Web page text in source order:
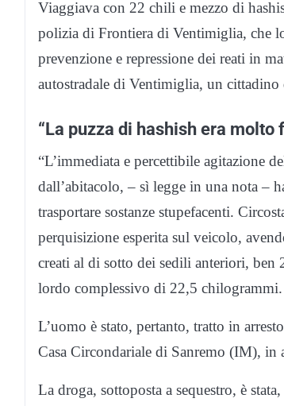
Viaggiava con 22 chili e mezzo di
polizia di Frontiera di Ventimiglia, che
prevenzione e repressione dei reati in
autostradale di Ventimiglia, un
“La puzza di hashish era molto
“L’immediata e percettibile agitazione
dall’abitacolo, – sì legge in una nota –
trasportare sostanze stupefacenti.
perquisizione esperita sul veicolo,
creati al di sotto dei sedili anteriori, ben
lordo complessivo di 22,5 chilogrammi.
L’uomo è stato, pertanto, tratto in
Casa Circondariale di Sanremo (IM), in
La droga, sottoposta a sequestro, è